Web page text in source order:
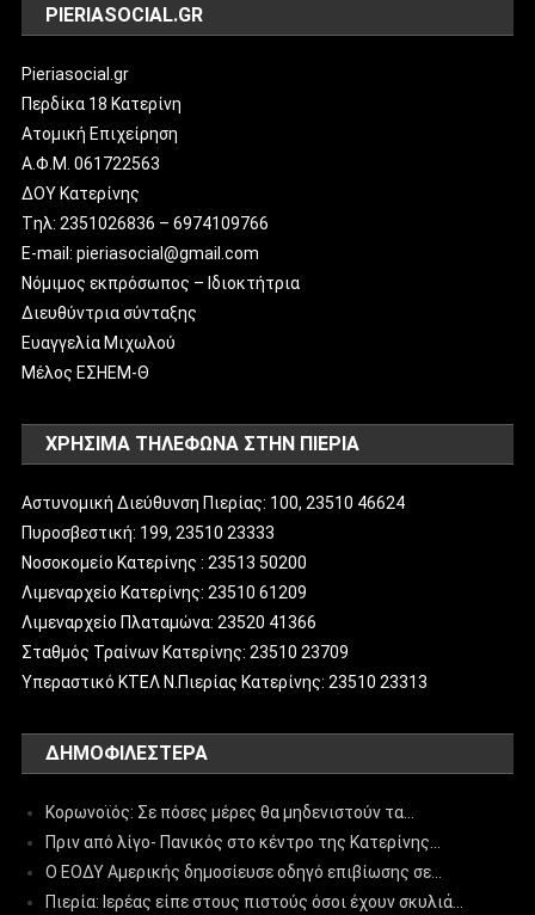
PIERIASOCIAL.GR
Pieriasocial.gr
Περδίκα 18 Κατερίνη
Ατομική Επιχείρηση
Α.Φ.Μ. 061722563
ΔΟΥ Κατερίνης
Tηλ: 2351026836 – 6974109766
E-mail: pieriasocial@gmail.com
Νόμιμος εκπρόσωπος – Ιδιοκτήτρια
Διευθύντρια σύνταξης
Ευαγγελία Μιχωλού
Μέλος ΕΣΗΕΜ-Θ
ΧΡΗΣΙΜΑ ΤΗΛΕΦΩΝΑ ΣΤΗΝ ΠΙΕΡΙΑ
Αστυνομική Διεύθυνση Πιερίας: 100, 23510 46624
Πυροσβεστική: 199, 23510 23333
Νοσοκομείο Κατερίνης : 23513 50200
Λιμεναρχείο Κατερίνης: 23510 61209
Λιμεναρχείο Πλαταμώνα: 23520 41366
Σταθμός Τραίνων Κατερίνης: 23510 23709
Υπεραστικό ΚΤΕΛ Ν.Πιερίας Κατερίνης: 23510 23313
ΔΗΜΟΦΙΛΈΣΤΕΡΑ
Κορωνοϊός: Σε πόσες μέρες θα μηδενιστούν τα…
Πριν από λίγο- Πανικός στο κέντρο της Κατερίνης…
Ο ΕΟΔΥ Αμερικής δημοσίευσε οδηγό επιβίωσης σε…
Πιερία: Ιερέας είπε στους πιστούς όσοι έχουν σκυλιά…